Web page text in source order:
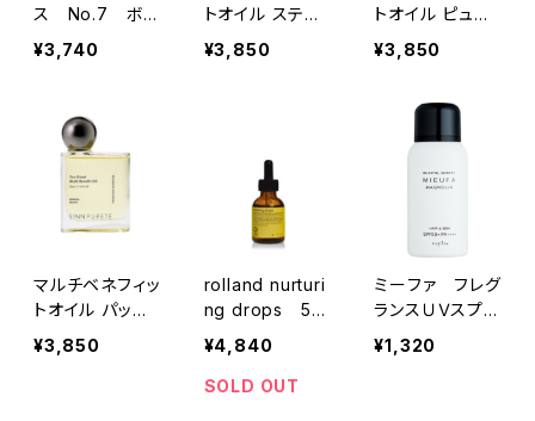
ス No.7 ボン
ディングオイ
ル 30ｍｌ（ヘ
¥3,740
トオイル スティ
ルネス＆エナジ
¥3,850
トオイル ピュリ
フィケーションオ
ブマインド
¥3,850
マルチベネフィッ
トオイル パッシ
ョネートアウェイ
クニング
¥3,850
rolland nurturi
ng drops 50
ml
¥4,840
SOLD OUT
ミーファ フレグ
ランスＵＶスプレ
ー＜マグノリア
¥1,320